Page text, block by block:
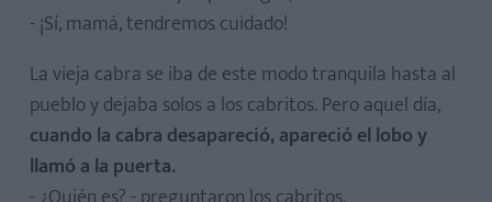
- ¡Sí, mamá, tendremos cuidado!
La vieja cabra se iba de este modo tranquila hasta al
pueblo y dejaba solos a los cabritos. Pero aquel día,
cuando la cabra desapareció, apareció el lobo y
llamó a la puerta.